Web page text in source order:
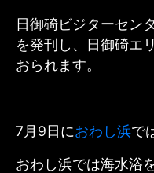
日御碕ビジターセン
を発刊し、日御碕エ
おられます。
7月9日におわし浜で
おわし浜では海水浴